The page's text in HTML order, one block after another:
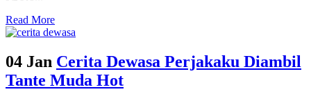
Read More
04 Jan Cerita Dewasa Perjakaku Diambil
Tante Muda Hot